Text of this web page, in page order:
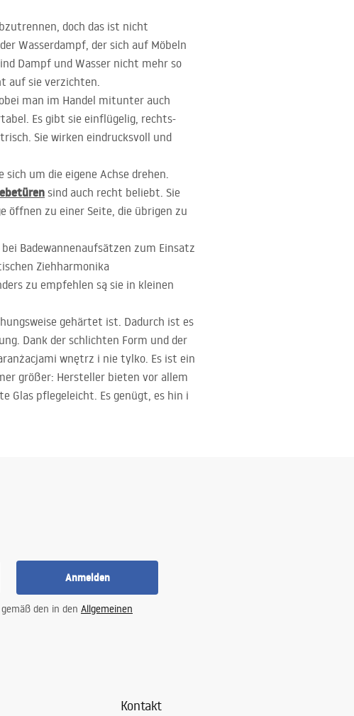
doch das ist nicht
Wasserdampf, der sich auf Möbeln
Dampf und Wasser nicht mehr so
auf sie verzichten.
man im Handel mitunter auch
Es gibt sie einflügelig, rechts-
Sie wirken eindrucksvoll und
um die eigene Achse drehen.
sind auch recht beliebt. Sie
öffnen zu einer Seite, die übrigen zu
Badewannenaufsätzen zum Einsatz
Ziehharmonika
zu empfehlen są sie in kleinen
gehärtet ist. Dadurch ist es
Dank der schlichten Form und der
wnętrz i nie tylko. Es ist ein
größer: Hersteller bieten vor allem
Glas pflegeleicht. Es genügt, es hin i
Anmelden
den in den Allgemeinen
Kontakt